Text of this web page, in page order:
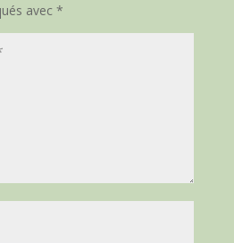
avec *